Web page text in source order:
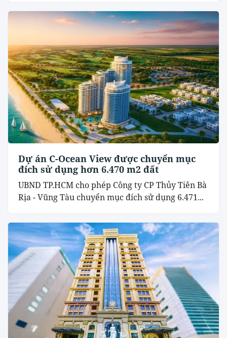
Dự án C-Ocean View được chuyển mục
đích sử dụng hơn 6.470 m2 đất
UBND TP.HCM cho phép Công ty CP Thủy Tiên Bà
Rịa - Vũng Tàu chuyển mục đích sử dụng 6.471...